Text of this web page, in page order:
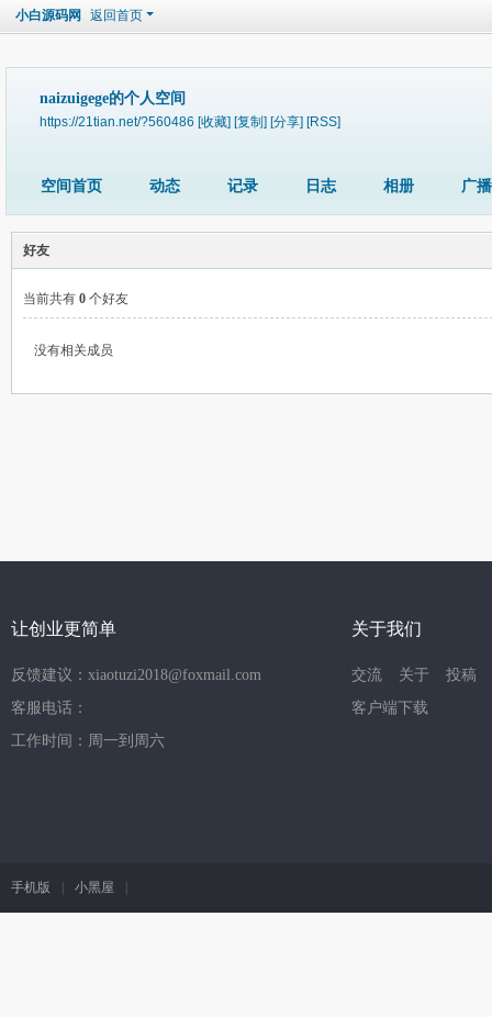
小白源码网 返回首页
naizuigege的个人空间
https://21tian.net/?560486 [收藏] [复制] [分享] [RSS]
空间首页 动态 记录 日志 相册 广播
好友
当前共有 0 个好友
没有相关成员
让创业更简单
反馈建议：xiaotuzi2018@foxmail.com
客服电话：
工作时间：周一到周六
关于我们
交流 关于
投稿
客户端下载
手机版 小黑屋